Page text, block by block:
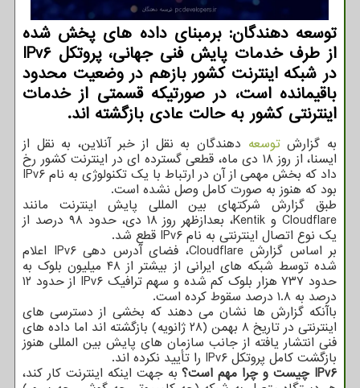
توسعه دهندگان: برمبنای داده های پخش شده
از طرف خدمات پایش فنی جهانی، پروتکل IPv۶
در شبکه اینترنت کشور بازهم در وضعیت محدود
باقیمانده است، در صورتیکه قسمتی از خدمات
اینترنتی کشور به حالت عادی بازگشته اند.
به گزارشتوسعه دهندگان به نقل از خبر آنلاین، به نقل از
ایسنا، از روز ۱۸ دی ماه، قطعی گسترده ای در اینترنت کشور رخ
داد که بخش مهمی از آن در ارتباط با یک تکنولوژی به نام IPv۶
بود که هنوز به صورت کامل وصل نشده است.
طبق گزارش شرکتهای بین المللی پایش اینترنت مانند
Cloudflare و Kentik، بعدازظهر روز ۱۸ دی، حدود ۹۸ درصد از
یک نوع اتصال اینترنتی به نام IPv۶ قطع شد.
بر اساس گزارش Cloudflare، فضای آدرس دهی IPv۶ اعلام
شده توسط شبکه های ایرانی از بیشتر از ۴۸ میلیون بلوک به
حدود ۷۳۷ هزار بلوک کم شده و سهم ترافیک IPv۶ از حدود ۱۲
درصد به ۱.۸ درصد سقوط کرده است.
باآنکه گزارش ها نشان می دهند که بخشی از دسترسی های
اینترنتی در تاریخ ۸ بهمن (۲۸ ژانویه) بازگشته اند اما داده های
فنی انتشار یافته از جانب سازمان های پایش بین المللی هنوز
بازگشت کامل پروتکل IPv۶ را تأیید نکرده اند.
IPv۶ چیست و چرا مهم است؟ به جهت اینکه اینترنت کار کند،